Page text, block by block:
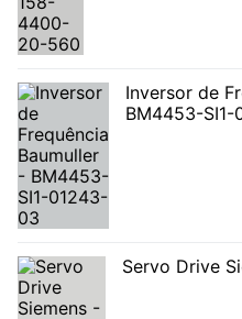
Inversor de
BM4453-SI1-
Servo Drive